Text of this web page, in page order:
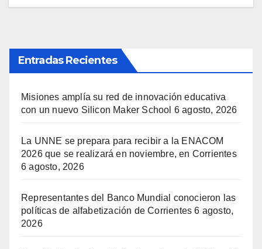
Entradas Recientes
Misiones amplía su red de innovación educativa
con un nuevo Silicon Maker School 6 agosto, 2026
La UNNE se prepara para recibir a la ENACOM
2026 que se realizará en noviembre, en Corrientes
6 agosto, 2026
Representantes del Banco Mundial conocieron las
políticas de alfabetización de Corrientes 6 agosto,
2026